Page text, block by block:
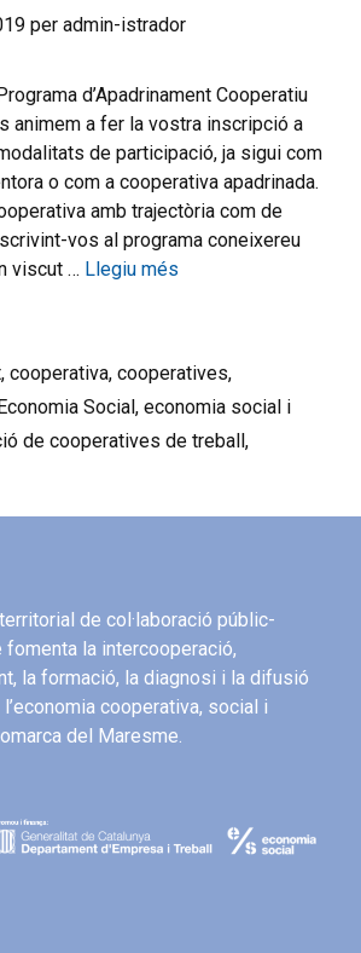
per admin-istrador
d’Apadrinament Cooperatiu
animem a fer la vostra inscripció a
de participació, ja sigui com
o com a cooperativa apadrinada.
amb trajectòria com de
vos al programa coneixereu
viscut … Llegiu més
, cooperativa, cooperatives,
Social, economia social i
de cooperatives de treball,
de col·laboració públic-
fomenta la intercooperació,
la formació, la diagnosi i la difusió
cooperativa, social i
del Maresme.